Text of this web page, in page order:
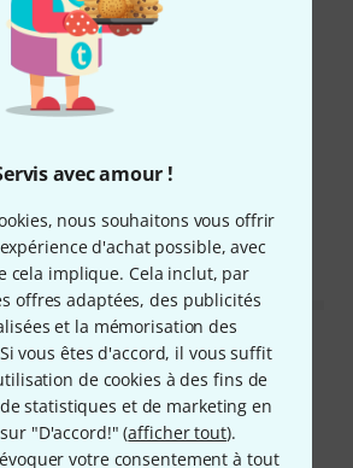
avec amour !
nous souhaitons vous offrir
d'achat possible, avec
cela implique. Cela inclut, par
offres adaptées, des publicités
et la mémorisation des
vous êtes d'accord, il vous suffit
de cookies à des fins de
statistiques et de marketing en
"D'accord!" (afficher tout).
votre consentement à tout
plusieurs couleur, et de qualité
qu'ils sont trop longs pour coller
côté de l'autre, mais trop courts dès
deux pédales un tout petit peu
pour un pédal board. Mais
pour certains cas particuliers.
SIGNALER L'ÉVALUATION
Christophe de Why not us 20.10.2025